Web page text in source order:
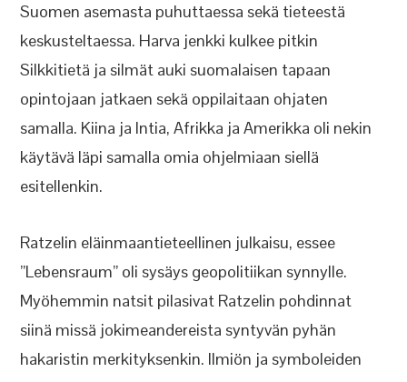
Suomen asemasta puhuttaessa sekä tieteestä
keskusteltaessa. Harva jenkki kulkee pitkin
Silkkitietä ja silmät auki suomalaisen tapaan
opintojaan jatkaen sekä oppilaitaan ohjaten
samalla. Kiina ja Intia, Afrikka ja Amerikka oli nekin
käytävä läpi samalla omia ohjelmiaan siellä
esitellenkin.
Ratzelin eläinmaantieteellinen julkaisu, essee
”Lebensraum” oli sysäys geopolitiikan synnylle.
Myöhemmin natsit pilasivat Ratzelin pohdinnat
siinä missä jokimeandereista syntyvän pyhän
hakaristin merkityksenkin. Ilmiön ja symboleiden